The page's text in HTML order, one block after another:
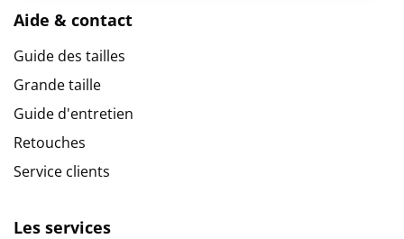
Aide & contact
Guide des tailles
Grande taille
Guide d'entretien
Retouches
Service clients
Les services